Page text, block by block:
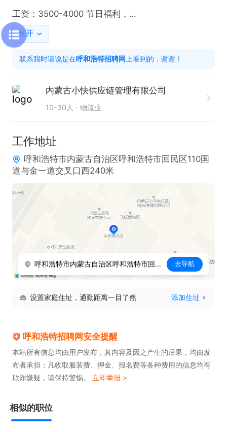
工资：3500-4000 节日福利，
有兴趣可投递致电详聊
展开
联系我时请说是在呼和浩特招聘网 上看到的，谢谢！
内蒙古小快供应链管理有限公司
10-30人 物流业
工作地址
呼和浩特市内蒙古自治区呼和浩特市回民区110国
道与金一道交叉口西240米
呼和浩特市内蒙古自治区呼和浩特市回民区110国道与金一道交叉口西240米 去导航
设置家庭住址，通勤距离一目了然 添加住址
呼和浩特招聘网安全提醒
本站所有信息均由用户发布，其内容及因之产生的后果，均由发
布者承担；凡收取服装费、押金、报名费等各种费用的信息均有
欺诈嫌疑，请保持警惕。 立即举报 >
相似的职位